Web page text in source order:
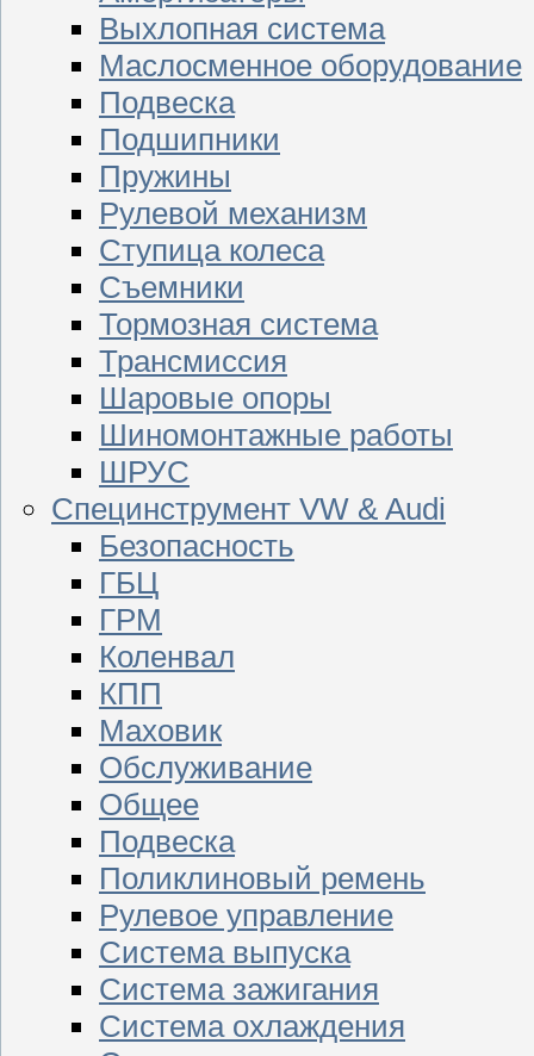
Выхлопная система
Маслосменное оборудование
Подвеска
Подшипники
Пружины
Рулевой механизм
Ступица колеса
Съемники
Тормозная система
Трансмиссия
Шаровые опоры
Шиномонтажные работы
ШРУС
Специнструмент VW & Audi
Безопасность
ГБЦ
ГРМ
Коленвал
КПП
Маховик
Обслуживание
Общее
Подвеска
Поликлиновый ремень
Рулевое управление
Система выпуска
Система зажигания
Система охлаждения